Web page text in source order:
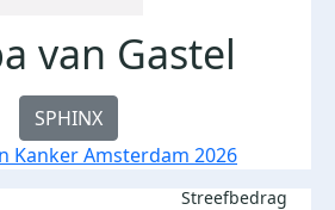
van Gastel
SPHINX
Kanker Amsterdam 2026
Streefbedrag